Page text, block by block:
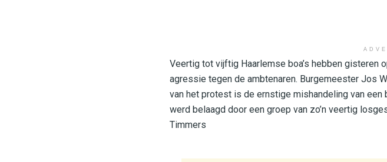
Veertig tot vijftig Haarlemse boa’s hebben gisteren
agressie tegen de ambtenaren. Burgemeester Jos
van het protest is de ernstige mishandeling van
werd belaagd door een groep van zo’n veertig
Timmers